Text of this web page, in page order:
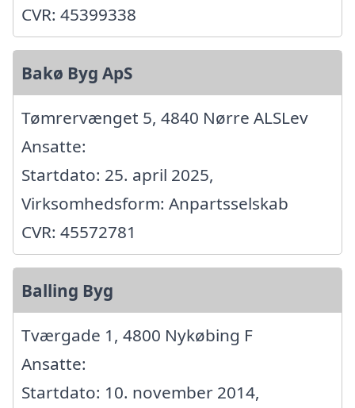
CVR: 45399338
Bakø Byg ApS
Tømrervænget 5, 4840 Nørre ALSLev
Ansatte:
Startdato: 25. april 2025,
Virksomhedsform: Anpartsselskab
CVR: 45572781
Balling Byg
Tværgade 1, 4800 Nykøbing F
Ansatte:
Startdato: 10. november 2014,